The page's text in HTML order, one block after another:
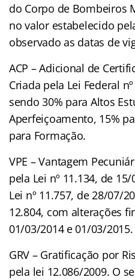
do Corpo de Bombeiros
no valor estabelecido
observado as datas de
ACP – Adicional de
Criada pela Lei Federal
sendo 30% para Altos
Aperfeiçoamento, 15%
para Formação.
VPE – Vantagem
pela Lei nº 11.134, de
Lei nº 11.757, de 28/07/
12.804, com alterações
01/03/2014 e 01/03/2015.
GRV – Gratificação por
pela lei 12.086/2009. O